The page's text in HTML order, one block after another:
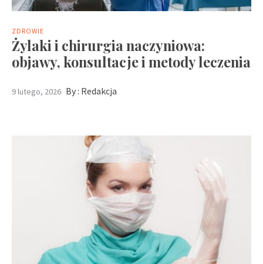
ZDROWIE
Żylaki i chirurgia naczyniowa:
objawy, konsultacje i metody leczenia
9 lutego, 2026 By : Redakcja